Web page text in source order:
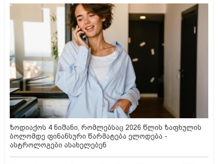
ზოდიაქოს 4 ნიშანი, რომლებსაც 2026 წლის ზაფხულის
ბოლომდე ფინანსური წარმატება ელოდება -
ასტროლოგები ასახელებენ